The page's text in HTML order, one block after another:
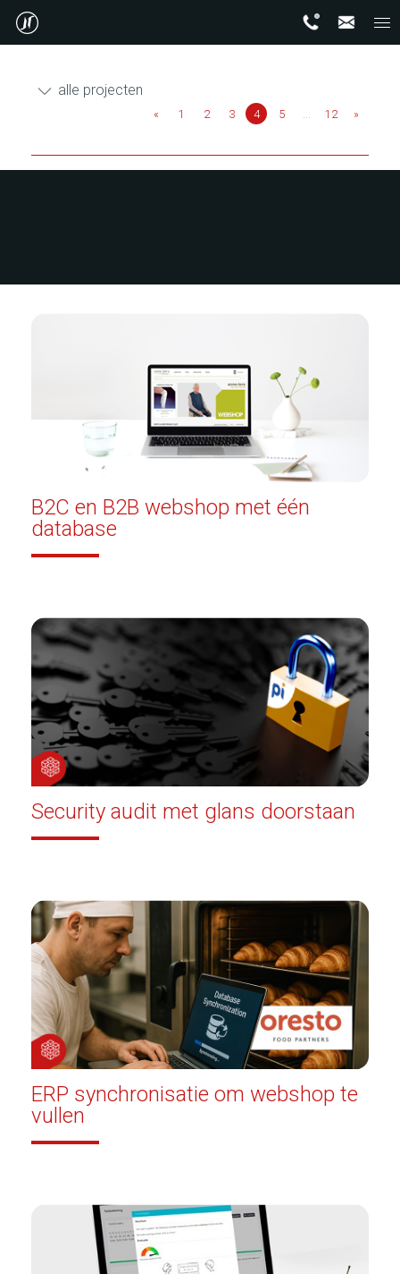
alle projecten
Website/shop
Hr en Interim
Tijdsregistratie apps
« 1 2 3 4 5 12 »
B2C en B2B webshop met één
database
Security audit met glans doorstaan
ERP synchronisatie om webshop te
vullen